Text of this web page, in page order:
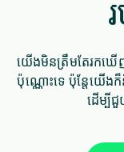
យើងមិនត្រឹមតែរកឃើ
ប៉ុណ្ណោះទេ ប៉ុន្តែយើ
ដើម្បី